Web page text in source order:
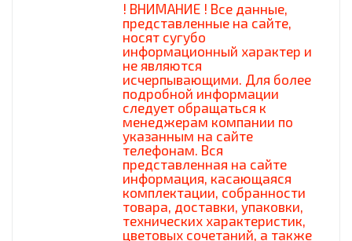
! ВНИМАНИЕ ! Все данные,
представленные на сайте,
носят сугубо
информационный характер и
не являются
исчерпывающими. Для более
подробной информации
следует обращаться к
менеджерам компании по
указанным на сайте
телефонам. Вся
представленная на сайте
информация, касающаяся
комплектации, собранности
товара, доставки, упаковки,
технических характеристик,
цветовых сочетаний, а также